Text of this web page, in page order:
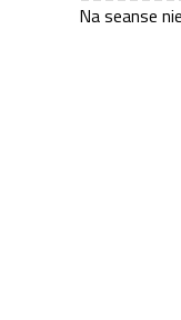
Na seanse